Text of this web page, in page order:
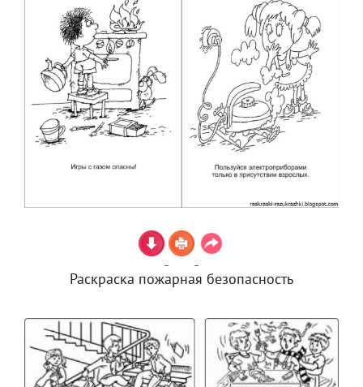
Раскраска пожарная безопасность